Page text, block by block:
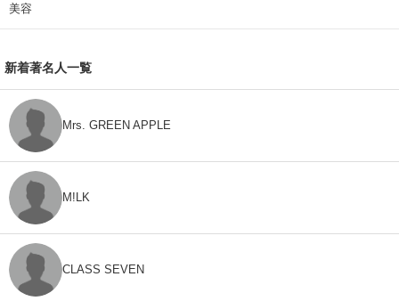
美容
新着著名人一覧
Mrs. GREEN APPLE
M!LK
CLASS SEVEN